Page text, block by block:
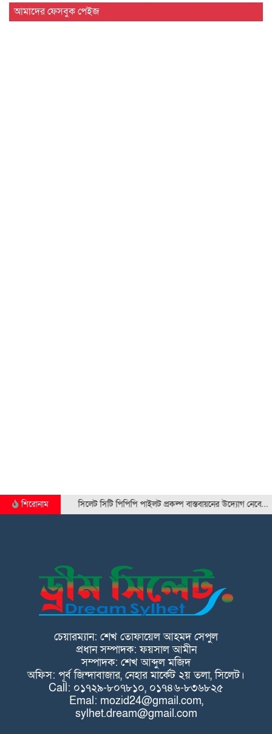
সিলেট-আখাউড়া রেলপথ ডুয়েলগেজ ডাবল লাইন করার দাবি
সিলেট…
আমাদের ফেসবুক পেইজ
শিরোনাম সিলেট সিটি পিপিপি পাইলট প্রকল্প বাস্তবায়নের উদ্যোগ নেবে…
চেয়ারম্যান: শেখ তোফায়েল আহমদ সেপুল
প্রধান সম্পাদক: ফয়সাল আমীন
সম্পাদক: শেখ আব্দুল মজিদ
অফিস: পূর্ব জিন্দাবাজার, নেহার মার্কেট ২য় তলা, সিলেট।
Call: ০১৭২৯-৮০৭৮১০, ০১৭৪৬-৮৩৬৮২৫
Emal: mozid24@gmail.com,
sylhet.dream@gmail.com